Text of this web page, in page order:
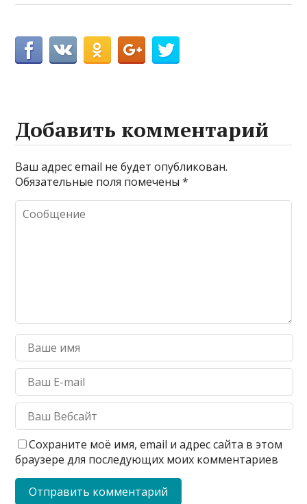
Добавить комментарий
Ваш адрес email не будет опубликован.
Обязательные поля помечены*
Сохраните моё имя, email и адрес сайта в этом
браузере для последующих моих комментариев